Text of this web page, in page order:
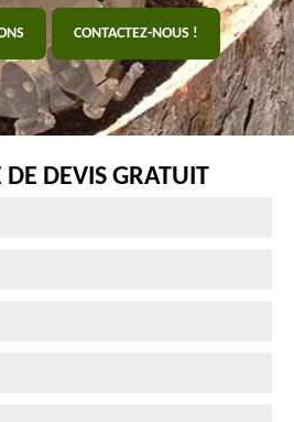
CONTACTEZ-NOUS !
DEVIS GRATUIT